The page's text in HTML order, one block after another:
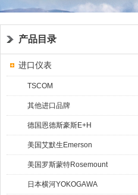
产品目录
进口仪表
TSCOM
其他进口品牌
德国恩德斯豪斯E+H
美国艾默生Emerson
美国罗斯蒙特Rosemount
日本横河YOKOGAWA